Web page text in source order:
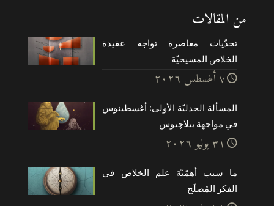
من المقالات
تحدّيات معاصرة تواجه عقيدة
الخلاص المسيحيّة
۷ أغسطس ۲۰۲٦
المسألة الجدليّة الأولى: أغسطينوس
في مواجهة بيلاچيوس
۳۱ يوليو ۲۰۲٦
ما سبب أهمّيّة علم الخلاص في
الفكر المُصلَح